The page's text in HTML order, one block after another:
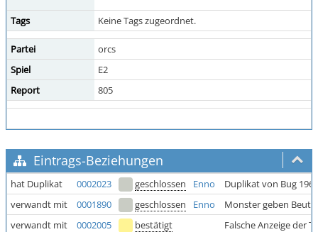
Tags Keine Tags zugeordnet.
Partei
orcs
Spiel
E2
Report
805
Eintrags-Beziehungen
hat Duplikat 0002023 geschlossen Enno
Duplikat von Bug
verwandt mit
0001890 geschlossen Enno
Monster geben
verwandt mit
0002005 bestätigt Falsche Anzeige der